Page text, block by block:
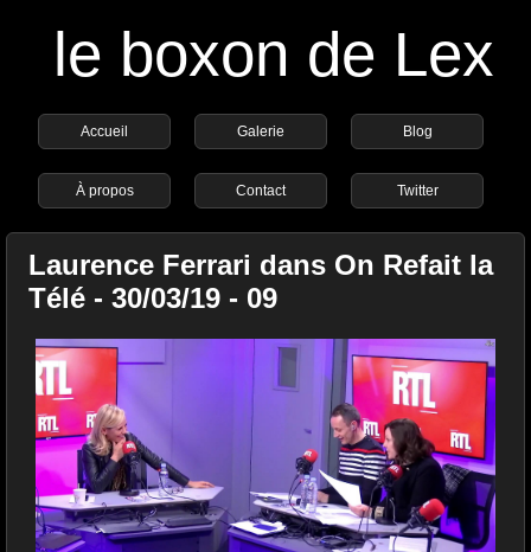
le boxon de Lex
Accueil Galerie Blog
À propos Contact Twitter
Laurence Ferrari dans On Refait la
Télé - 30/03/19 - 09